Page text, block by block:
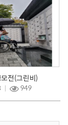
전(그린비)
949